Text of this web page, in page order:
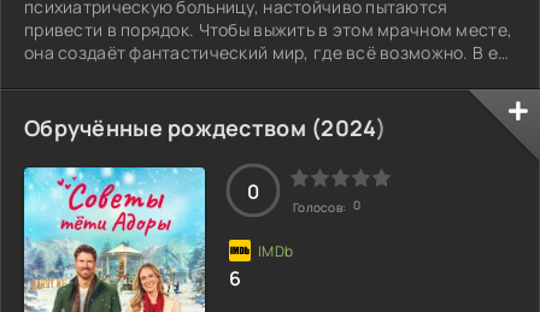
психиатрическую больницу, настойчиво пытаются
привести в порядок. Чтобы выжить в этом мрачном месте,
она создаёт фантастический мир, где всё возможно. В её
пять загадочных предметов. Каждая находка – это шаг к
свободе, и она готова рисковать всем ради мечты о новой
жизни. Но в этом мрачном мире не всё так просто, и даже
самые невинные желания могут обернуться
неожиданными последствиями. Смогут ли
Обручённые рождеством (2024)
0
Голосов: 0
6